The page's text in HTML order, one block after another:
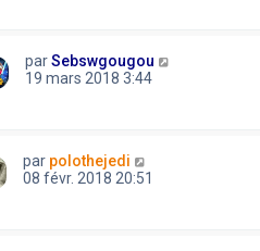
parSebswgougou
19 mars 2018 3:44
par polothejedi
08 févr. 2018 20:51